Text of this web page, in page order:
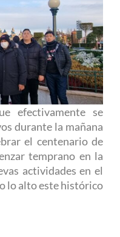
efectivamente se
durante la mañana
el centenario de
temprano en la
actividades en el
lo alto este histórico